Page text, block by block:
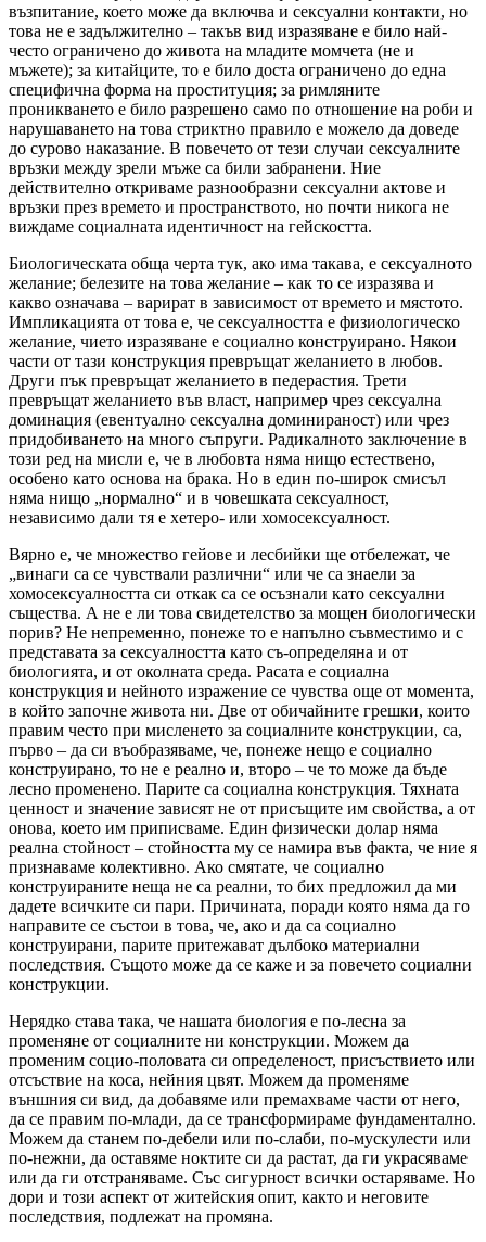
възпитание, което може да включва и сексуални контакти, но
това не е задължително – такъв вид изразяване е било най-
често ограничено до живота на младите момчета (не и
мъжете); за китайците, то е било доста ограничено до една
специфична форма на проституция; за римляните
проникването е било разрешено само по отношение на роби и
нарушаването на това стриктно правило е можело да доведе
до сурово наказание. В повечето от тези случаи сексуалните
връзки между зрели мъже са били забранени. Ние
действително откриваме разнообразни сексуални актове и
връзки през времето и пространството, но почти никога не
виждаме социалната идентичност на гейскостта.
Биологическата обща черта тук, ако има такава, е сексуалното
желание; белезите на това желание – как то се изразява и
какво означава – варират в зависимост от времето и мястото.
Импликацията от това е, че сексуалността е физиологическо
желание, чието изразяване е социално конструирано. Някои
части от тази конструкция превръщат желанието в любов.
Други пък превръщат желанието в педерастия. Трети
превръщат желанието във власт, например чрез сексуална
доминация (евентуално сексуална доминираност) или чрез
придобиването на много съпруги. Радикалното заключение в
този ред на мисли е, че в любовта няма нищо естествено,
особено като основа на брака. Но в един по-широк смисъл
няма нищо „нормално“ и в човешката сексуалност,
независимо дали тя е хетеро- или хомосексуалност.
Вярно е, че множество гейове и лесбийки ще отбележат, че
„винаги са се чувствали различни“ или че са знаели за
хомосексуалността си откак са се осъзнали като сексуални
същества. А не е ли това свидетелство за мощен биологически
порив? Не непременно, понеже то е напълно съвместимо и с
представата за сексуалността като съ-определяна и от
биологията, и от околната среда. Расата е социална
конструкция и нейното изражение се чувства още от момента,
в който започне живота ни. Две от обичайните грешки, които
правим често при мисленето за социалните конструкции, са,
първо – да си въобразяваме, че, понеже нещо е социално
конструирано, то не е реално и, второ – че то може да бъде
лесно променено. Парите са социална конструкция. Тяхната
ценност и значение зависят не от присъщите им свойства, а от
онова, което им приписваме. Един физически долар няма
реална стойност – стойността му се намира във факта, че ние я
признаваме колективно. Ако смятате, че социално
конструираните неща не са реални, то бих предложил да ми
дадете всичките си пари. Причината, поради която няма да го
направите се състои в това, че, ако и да са социално
конструирани, парите притежават дълбоко материални
последствия. Същото може да се каже и за повечето социални
конструкции.
Нерядко става така, че нашата биология е по-лесна за
променяне от социалните ни конструкции. Можем да
променим социо-половата си определеност, присъствието или
отсъствие на коса, нейния цвят. Можем да променяме
външния си вид, да добавяме или премахваме части от него,
да се правим по-млади, да се трансформираме фундаментално.
Можем да станем по-дебели или по-слаби, по-мускулести или
по-нежни, да оставяме ноктите си да растат, да ги украсяваме
или да ги отстраняваме. Със сигурност всички остаряваме. Но
дори и този аспект от житейския опит, както и неговите
последствия, подлежат на промяна.